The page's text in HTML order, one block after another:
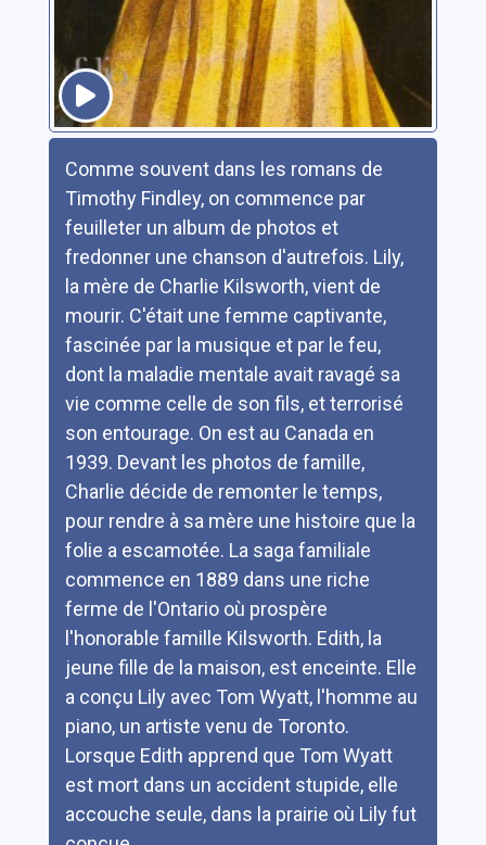
Comme souvent dans les romans de
Timothy Findley, on commence par
feuilleter un album de photos et
fredonner une chanson d'autrefois. Lily,
la mère de Charlie Kilsworth, vient de
mourir. C'était une femme captivante,
fascinée par la musique et par le feu,
dont la maladie mentale avait ravagé sa
vie comme celle de son fils, et terrorisé
son entourage. On est au Canada en
1939. Devant les photos de famille,
Charlie décide de remonter le temps,
pour rendre à sa mère une histoire que la
folie a escamotée. La saga familiale
commence en 1889 dans une riche
ferme de l'Ontario où prospère
l'honorable famille Kilsworth. Edith, la
jeune fille de la maison, est enceinte. Elle
a conçu Lily avec Tom Wyatt, l'homme au
piano, un artiste venu de Toronto.
Lorsque Edith apprend que Tom Wyatt
est mort dans un accident stupide, elle
accouche seule, dans la prairie où Lily fut